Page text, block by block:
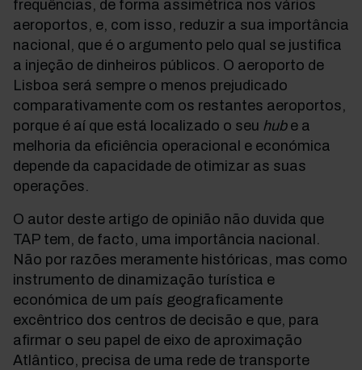
frequências, de forma assimétrica nos vários
aeroportos, e, com isso, reduzir a sua importância
nacional, que é o argumento pelo qual se justifica
a injeção de dinheiros públicos. O aeroporto de
Lisboa será sempre o menos prejudicado
comparativamente com os restantes aeroportos,
porque é aí que está localizado o seu hube a
melhoria da eficiência operacional e económica
depende da capacidade de otimizar as suas
operações.
O autor deste artigo de opinião não duvida que
TAP tem, de facto, uma importância nacional.
Não por razões meramente históricas, mas como
instrumento de dinamização turística e
económica de um país geograficamente
excêntrico dos centros de decisão e que, para
afirmar o seu papel de eixo de aproximação
Atlântico, precisa de uma rede de transporte